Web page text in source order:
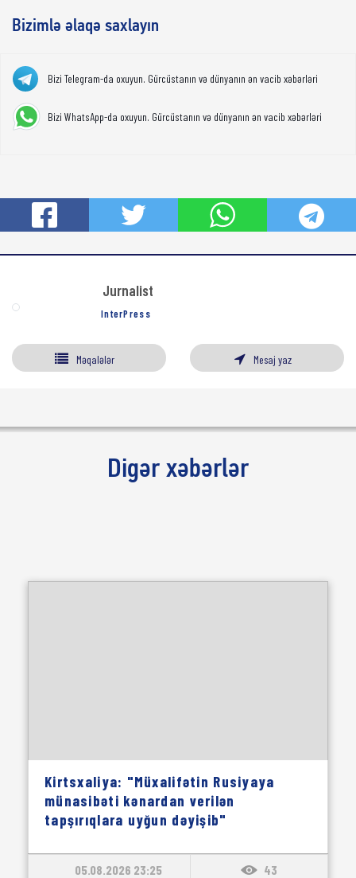
Bizimlə əlaqə saxlayın
Bizi Telegram-da oxuyun. Gürcüstanın və dünyanın ən vacib xəbərləri
Bizi WhatsApp-da oxuyun. Gürcüstanın və dünyanın ən vacib xəbərləri
Jurnalist
InterPress
Məqalələr Mesaj yaz
Digər xəbərlər
Kirtsxaliya: "Müxalifətin Rusiyaya
münasibəti kənardan verilən
tapşırıqlara uyğun dəyişib"
05.08.2026 23:25 43